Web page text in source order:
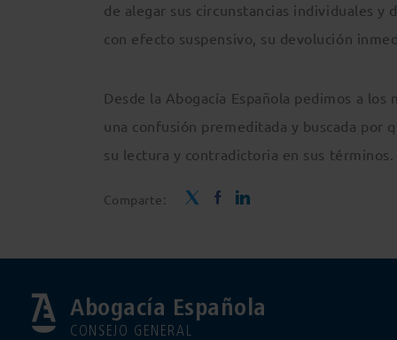
de alegar sus circunstancias individuales
con efecto suspensivo, su devolución
Desde la Abogacía Española pedimos a
una confusión premeditada y buscada por
su lectura y contradictoria en sus términos.
Comparte:
Abogacía Española
CONSEJO GENERAL